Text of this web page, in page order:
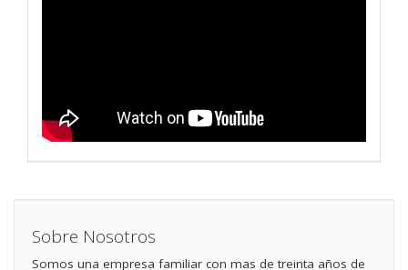
Sobre Nosotros
Somos una empresa familiar con mas de treinta años de